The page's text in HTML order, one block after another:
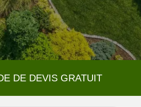
DE DEVIS GRATUIT